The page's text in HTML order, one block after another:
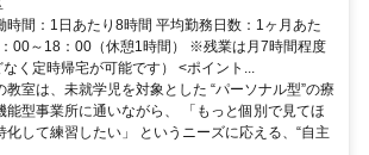
時間：1日あたり8時間 平均勤務日数：1ヶ月あた
00～18：00（休憩1時間） ※残業は月7時間程度
なく定時帰宅が可能です） <ポイント...
教室は、未就学児を対象とした “パーソナル型”の療
能型事業所に通いながら、 「もっと個別で見てほ
化して練習したい」 というニーズに応える、“自主